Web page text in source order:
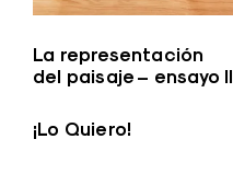
La representación
del paisaje – ensayo II
¡Lo Quiero!